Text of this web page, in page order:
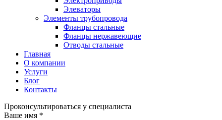
Элеваторы
Элементы трубопровода
Фланцы стальные
Фланцы нержавеющие
Отводы стальные
Главная
О компании
Услуги
Блог
Контакты
Проконсультироваться у специалиста
Ваше имя *